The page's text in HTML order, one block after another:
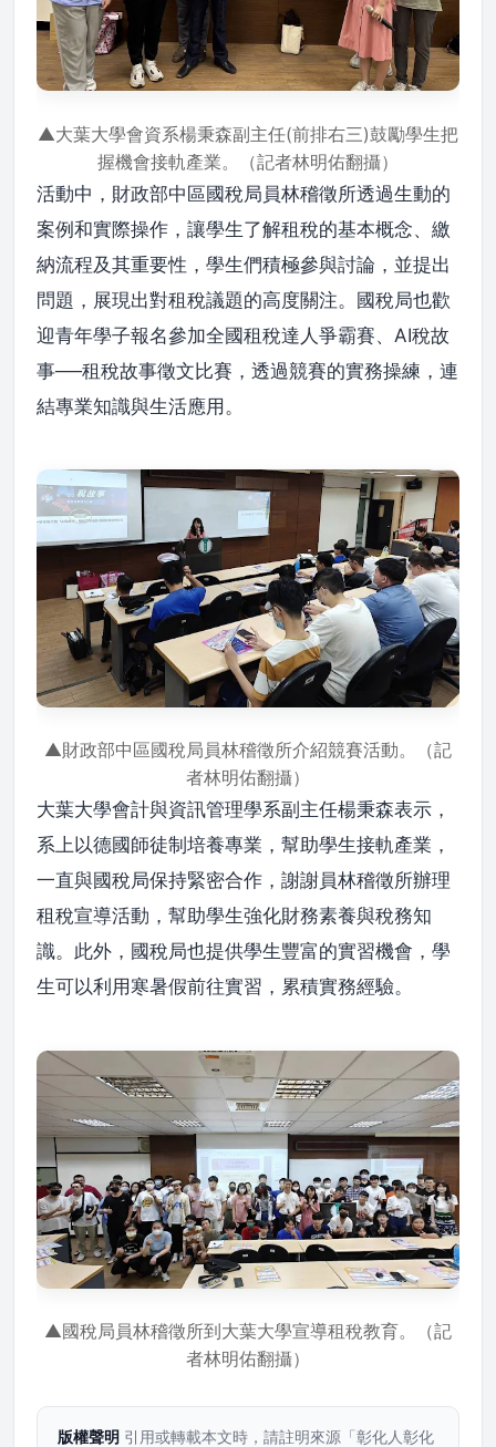
▲大葉大學會資系楊秉森副主任(前排右三)鼓勵學生把
握機會接軌產業。（記者林明佑翻攝）
活動中，財政部中區國稅局員林稽徵所透過生動的
案例和實際操作，讓學生了解租稅的基本概念、繳
納流程及其重要性，學生們積極參與討論，並提出
問題，展現出對租稅議題的高度關注。國稅局也歡
迎青年學子報名參加全國租稅達人爭霸賽、AI稅故
事──租稅故事徵文比賽，透過競賽的實務操練，連
結專業知識與生活應用。
▲財政部中區國稅局員林稽徵所介紹競賽活動。（記
者林明佑翻攝）
大葉大學會計與資訊管理學系副主任楊秉森表示，
系上以德國師徒制培養專業，幫助學生接軌產業，
一直與國稅局保持緊密合作，謝謝員林稽徵所辦理
租稅宣導活動，幫助學生強化財務素養與稅務知
識。此外，國稅局也提供學生豐富的實習機會，學
生可以利用寒暑假前往實習，累積實務經驗。
▲國稅局員林稽徵所到大葉大學宣導租稅教育。（記
者林明佑翻攝）
版權聲明 引用或轉載本文時，請註明來源「彰化人彰化